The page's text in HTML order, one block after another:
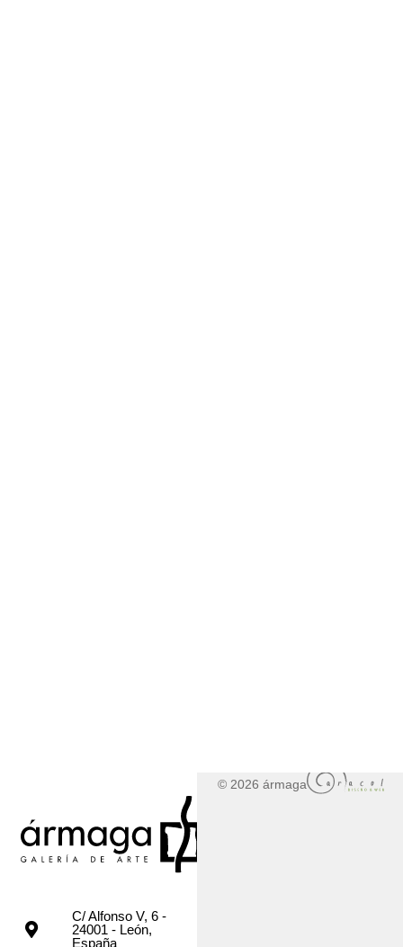
C/ Alfonso V, 6 -
24001 - León,
España
© 2026 ármaga